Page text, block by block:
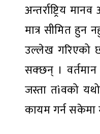
अन्तर्राष्ट्रिय
मात्र सीमित हुन
उल्लेख गरिएको
सक्छन् । वर्तमान
जस्ता तìवको
कायम गर्न सकेमा